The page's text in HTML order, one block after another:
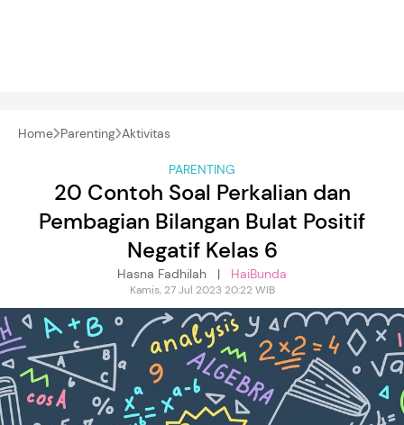
Home Parenting Aktivitas
PARENTING
20 Contoh Soal Perkalian dan
Pembagian Bilangan Bulat Positif
Negatif Kelas 6
Hasna Fadhilah | HaiBunda
Kamis, 27 Jul 2023 20:22 WIB